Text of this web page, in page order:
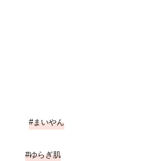
まいやん
ゆらぎ肌